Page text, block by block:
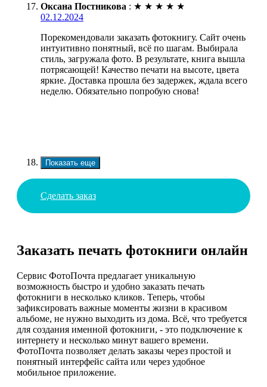
Оксана Постникова : ★ ★ ★ ★ ★
02.12.2024
Порекомендовали заказать фотокнигу. Сайт очень
интуитивно понятный, всё по шагам. Выбирала
стиль, загружала фото. В результате, книга вышла
потрясающей! Качество печати на высоте, цвета
яркие. Доставка прошла без задержек, ждала всего
неделю. Обязательно попробую снова!
Показать еще
Сделать заказ
Заказать печать фотокниги онлайн
Сервис ФотоПочта предлагает уникальную
возможность быстро и удобно заказать печать
фотокниги в несколько кликов. Теперь, чтобы
зафиксировать важные моменты жизни в красивом
альбоме, не нужно выходить из дома. Всё, что требуется
для создания именной фотокниги, - это подключение к
интернету и несколько минут вашего времени.
ФотоПочта позволяет делать заказы через простой и
понятный интерфейс сайта или через удобное
мобильное приложение.